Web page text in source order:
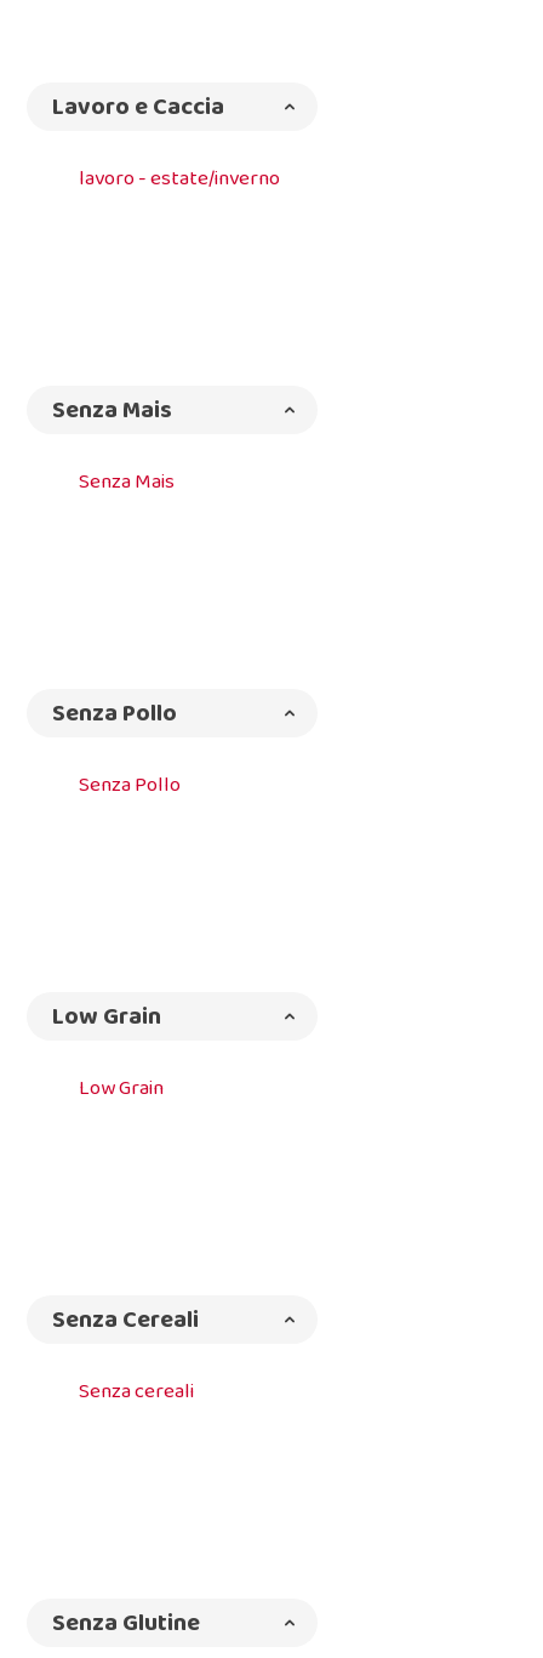
Lavoro e Caccia
lavoro - estate/inverno
Senza Mais
Senza Mais
Senza Pollo
Senza Pollo
Low Grain
Low Grain
Senza Cereali
Senza cereali
Senza Glutine